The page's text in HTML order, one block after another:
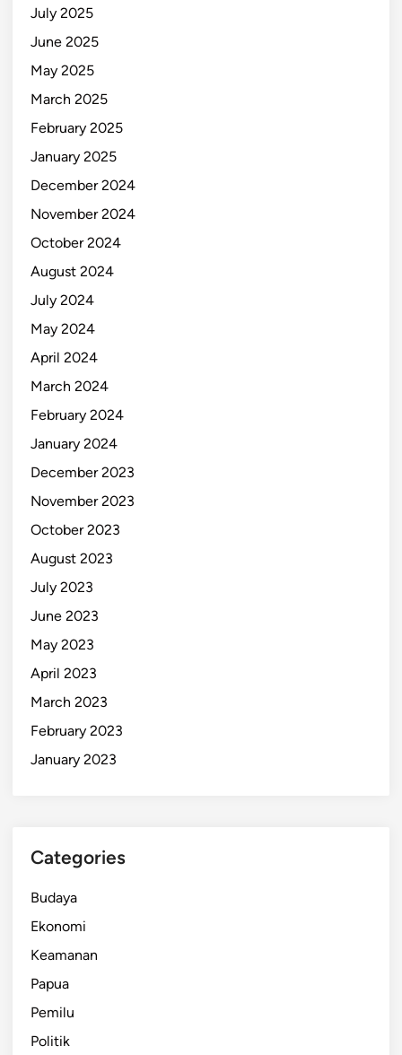
July 2025
June 2025
May 2025
March 2025
February 2025
January 2025
December 2024
November 2024
October 2024
August 2024
July 2024
May 2024
April 2024
March 2024
February 2024
January 2024
December 2023
November 2023
October 2023
August 2023
July 2023
June 2023
May 2023
April 2023
March 2023
February 2023
January 2023
Categories
Budaya
Ekonomi
Keamanan
Papua
Pemilu
Politik